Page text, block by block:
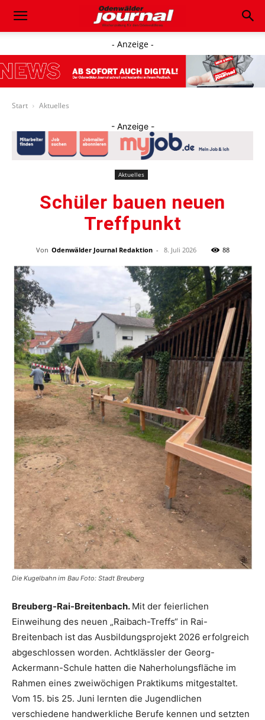
- Anzeige -
Start Aktuelles
- Anzeige -
Aktuelles
Schüler bauen neuen
Treffpunkt
Von Odenwälder Journal Redaktion - 8. Juli 2026 88
Die Kugelbahn im Bau Foto: Stadt Breuberg
Breuberg-Rai-Breitenbach. Mit der feierlichen
Einweihung des neuen „Raibach-Treffs“ in Rai-
Breitenbach ist das Ausbildungsprojekt 2026 erfolgreich
abgeschlossen worden. Achtklässler der Georg-
Ackermann-Schule hatten die Naherholungsfläche im
Rahmen eines zweiwöchigen Praktikums mitgestaltet.
Vom 15. bis 25. Juni lernten die Jugendlichen
verschiedene handwerkliche Berufe kennen und setzten